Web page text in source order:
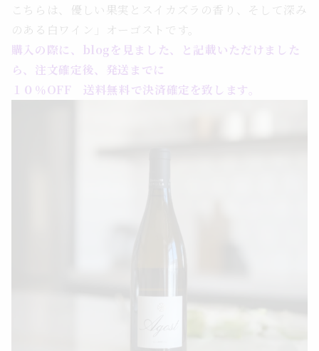
こちらは、優しい果実とスイカズラの香り、そして深み
のある白ワイン」オーゴストです。
購入の際に、blogを見ました、と記載いただけました
ら、注文確定後、発送までに
１０％OFF 送料無料で決済確定を致します。